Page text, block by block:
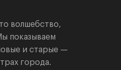
волшебство,
показываем
и старые —
города.